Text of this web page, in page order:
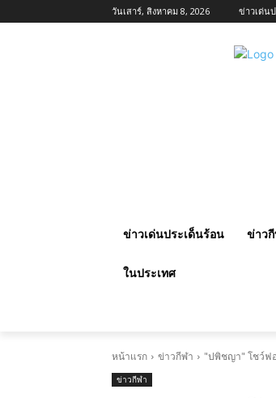
วันเสาร์, สิงหาคม 8, 2026 ข่าวเด่น
ข่าวเด่นประเด็นร้อน ข่าว
ในประเทศ
หน้าแรก ข่าวกีฬา "ปพิชญา" โชว์ฟ
ข่าวกีฬา